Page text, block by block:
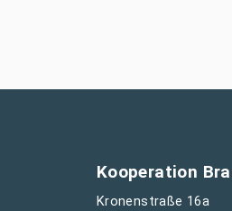
Kooperation
Kronenstraße 16a